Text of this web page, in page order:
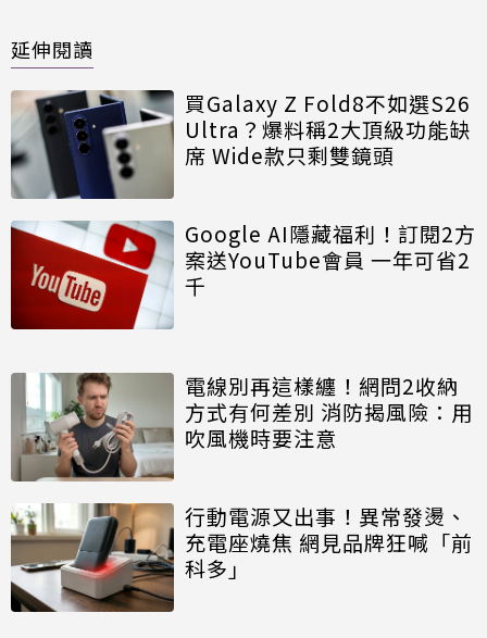
延伸閱讀
買Galaxy Z Fold8不如選S26
Ultra？爆料稱2大頂級功能缺
席 Wide款只剩雙鏡頭
Google AI隱藏福利！訂閱2方
案送YouTube會員 一年可省2
千
電線別再這樣纏！網問2收納
方式有何差別 消防揭風險：用
吹風機時要注意
行動電源又出事！異常發燙、
充電座燒焦 網見品牌狂喊「前
科多」